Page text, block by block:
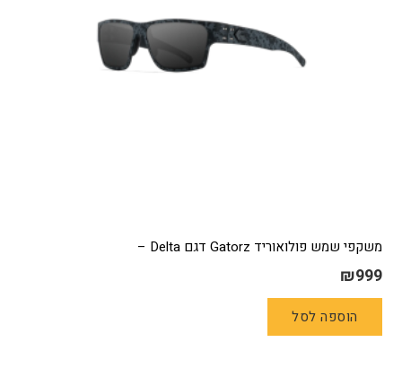
המוצר
משקפי שמש פולואוריד Gatorz דגם Delta –
₪999
הוספה לסל